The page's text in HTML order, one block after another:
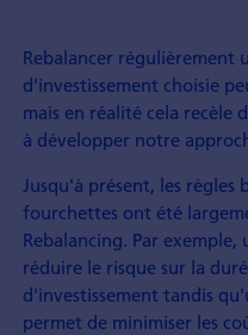
Rebalancer régulièrement
d'investissement choisie
mais en réalité cela recèle
à développer notre
Jusqu'à présent, les règles
fourchettes ont été
Rebalancing. Par
réduire le risque sur la
d'investissement tandis
permet de minimiser les